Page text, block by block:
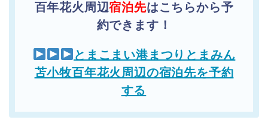
百年花火周辺宿泊先はこちらから予
約できます！
とまこまい港まつりとまみん
苫小牧百年花火周辺の宿泊先を予約
する